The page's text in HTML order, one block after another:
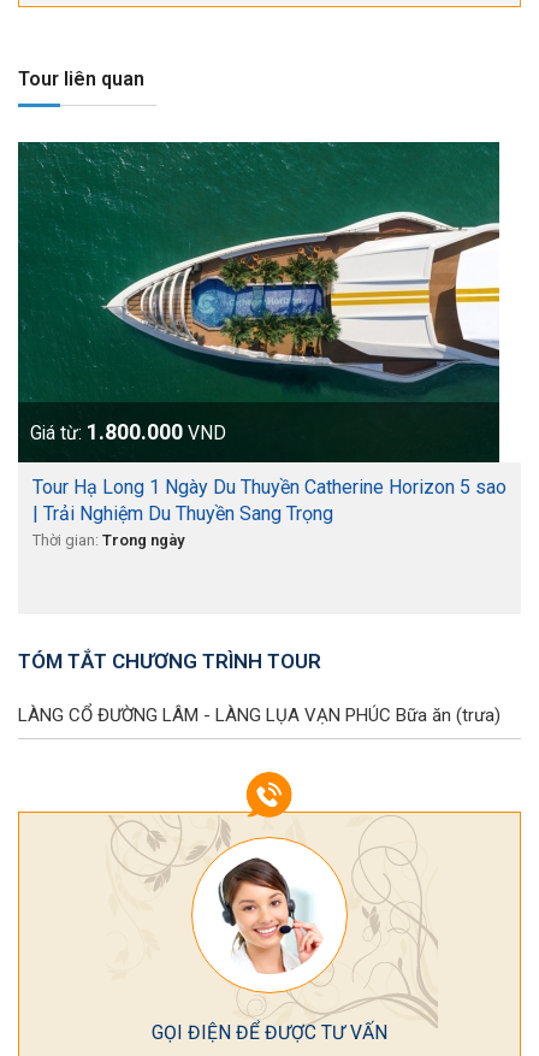
Tour liên quan
Giá từ: 1.800.000 VND
Tour Hạ Long 1 Ngày Du Thuyền Catherine Horizon 5 sao
| Trải Nghiệm Du Thuyền Sang Trọng
Thời gian: Trong ngày
TÓM TẮT CHƯƠNG TRÌNH TOUR
LÀNG CỔ ĐƯỜNG LÂM - LÀNG LỤA VẠN PHÚC Bữa ăn (trưa)
GỌI ĐIỆN ĐỂ ĐƯỢC TƯ VẤN